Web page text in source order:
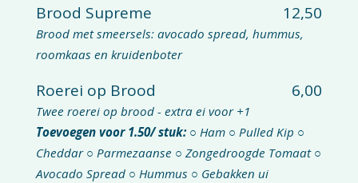
Brood Supreme 12,50
Brood met smeersels: avocado spread, hummus,
roomkaas en kruidenboter
Roerei op Brood 6,00
Twee roerei op brood - extra ei voor +1
Toevoegen voor 1.50/ stuk: ○ Ham ○ Pulled Kip ○
Cheddar ○ Parmezaanse ○ Zongedroogde Tomaat ○
Avocado Spread ○ Hummus ○ Gebakken ui